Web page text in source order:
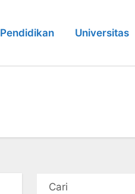
Pendidikan Universitas
Cari